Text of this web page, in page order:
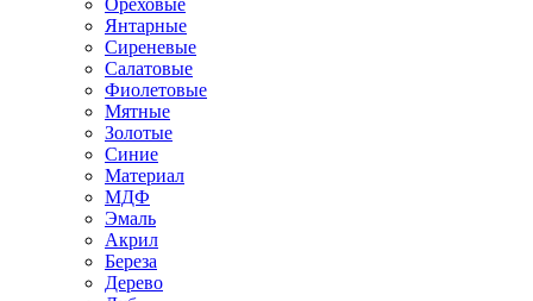
Ореховые
Янтарные
Сиреневые
Салатовые
Фиолетовые
Мятные
Золотые
Синие
Материал
МДФ
Эмаль
Акрил
Береза
Дерево